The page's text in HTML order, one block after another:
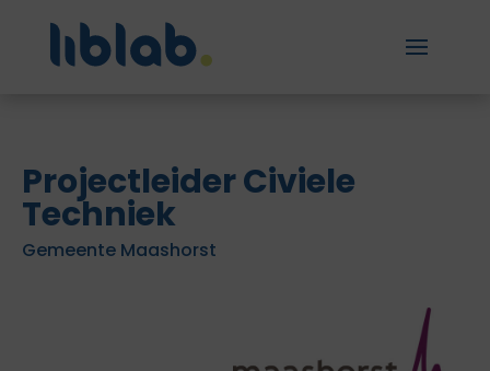
Projectleider Civiele
Techniek
Gemeente Maashorst